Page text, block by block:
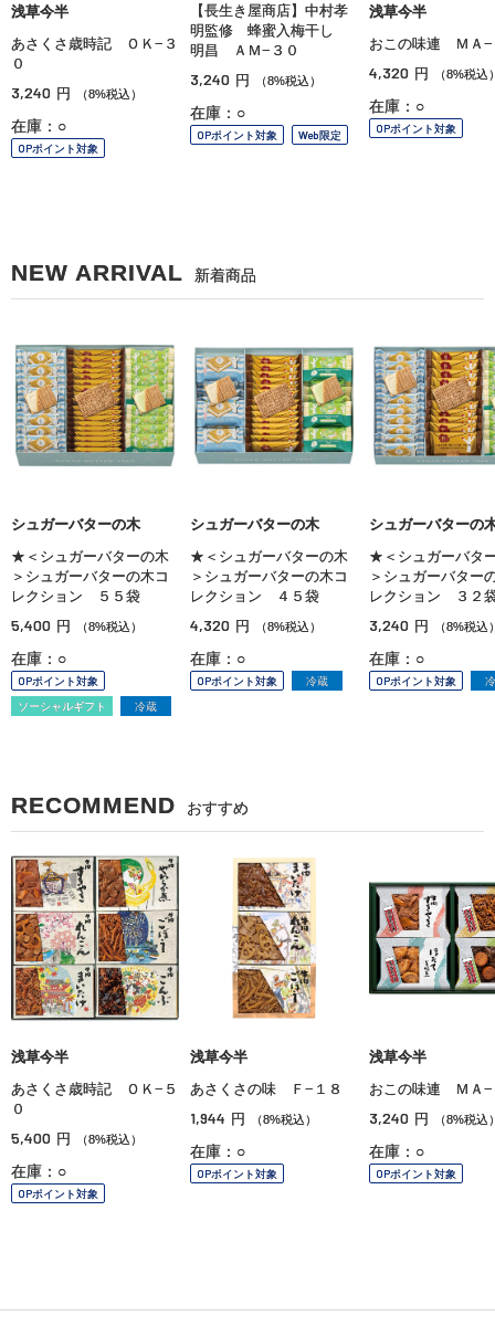
浅草今半
あさくさ歳時記 ＯＫ−３
０
3,240 円 （8%税込）
在庫：○
OPポイント対象
【長生き屋商店】中村孝
明監修 蜂蜜入梅干し
明昌 ＡＭ−３０
3,240 円 （8%税込）
在庫：○
OPポイント対象 Web限定
浅草今半
おこの味連 ＭＡ−
4,320 円 （8%税込
在庫：○
OPポイント対象
NEW ARRIVAL 新着商品
シュガーバターの木
★＜シュガーバターの木
＞シュガーバターの木コ
レクション ５５袋
5,400 円 （8%税込）
在庫：○
OPポイント対象
ソーシャルギフト
冷蔵
シュガーバターの木
★＜シュガーバターの木
＞シュガーバターの木コ
レクション ４５袋
4,320 円 （8%税込）
在庫：○
OPポイント対象 冷蔵
シュガーバターの
★＜シュガーバタ
＞シュガーバター
レクション ３２
3,240 円 （8%税込
在庫：○
OPポイント対象
RECOMMEND おすすめ
浅草今半
あさくさ歳時記 ＯＫ−５
０
5,400 円 （8%税込）
在庫：○
OPポイント対象
浅草今半
あさくさの味 Ｆ−１８
1,944 円 （8%税込）
在庫：○
OPポイント対象
浅草今半
おこの味連 ＭＡ−
3,240 円 （8%税込
在庫：○
OPポイント対象